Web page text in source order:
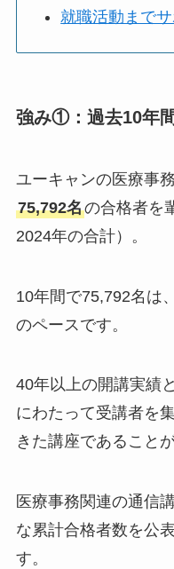
就職活動までサ
強み①：過去10年
ユーキャンの医療事
75,792名の合格者を
2024年の合計）。
10年間で75,792名は
のペースです。
40年以上の開講実績
にわたって受講者を
きた講座であること
医療事務関連の通信
な累計合格者数を公
す。